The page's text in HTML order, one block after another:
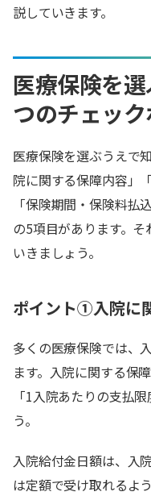
説していきます。
医療保険を
つのチェッ
医療保険を選ぶうえで
院に関する保障内容」
「保険期間・保険料払
の5項目があります。
いきましょう。
ポイント①入院に
多くの医療保険では、
ます。入院に関する保
「1入院あたりの支払
う。
入院給付金日額は、入
は定額で受け取れるよ